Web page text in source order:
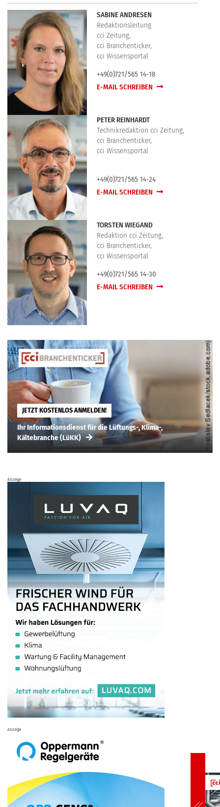
SABINE ANDRESEN
Redaktionsleitung
cci Zeitung,
cci Branchenticker,
cci Wissensportal
+49(0)721/565 14-18
E-MAIL SCHREIBEN
PETER REINHARDT
Technikredaktion cci Zeitung,
cci Branchenticker,
cci Wissensportal
+49(0)721/565 14-24
E-MAIL SCHREIBEN
TORSTEN WIEGAND
Redaktion cci Zeitung,
cci Branchenticker,
cci Wissensportal
+49(0)721/565 14-30
E-MAIL SCHREIBEN
JETZT KOSTENLOS ANMELDEN!
Ihr Informationsdienst für die Lüftungs-, Klima-,
Kältebranche (LüKK)
Anzeige
Anzeige